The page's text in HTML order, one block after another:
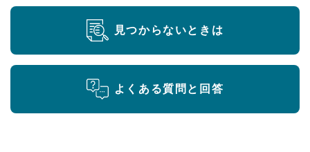
見つからないときは
よくある質問と回答